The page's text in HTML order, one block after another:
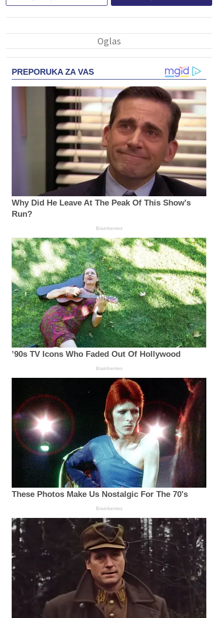
PREPORUKA ZA VAS
Why Did He Leave At The Peak Of This Show's
Run?
Brainberries
’90s TV Icons Who Faded Out Of Hollywood
Brainberries
These Photos Make Us Nostalgic For The 70's
Brainberries